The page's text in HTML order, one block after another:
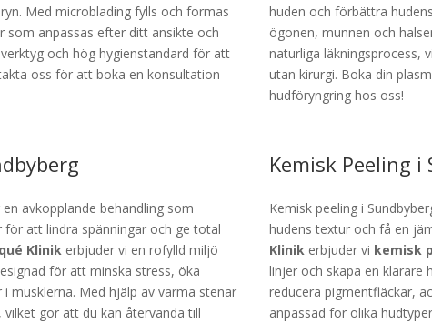
Med microblading fylls och formas
som anpassas efter ditt ansikte och
och hög hygienstandard för att
oss för att boka en konsultation
huden och förbättra
ögonen, munnen och
naturliga läkningsprocess,
utan kirurgi. Boka din
hudföryngring hos oss!
en avkopplande behandling som
att lindra spänningar och ge total
Klinik erbjuder vi en rofylld miljö
för att minska stress, öka
musklerna. Med hjälp av varma stenar
gör att du kan återvända till
Kemisk Peeling i
Kemisk peeling i
hudens textur och få en
Klinik erbjuder vi kemisk
linjer och skapa en klarare
reducera pigmentfläckar,
anpassad för olika